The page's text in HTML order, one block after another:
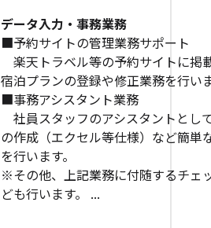
データ入力・事務業務
■予約サイトの管理業務サポート
楽天トラベル等の予約サイトに掲
宿泊プランの登録や修正業務を行い
■事務アシスタント業務
社員スタッフのアシスタントとし
の作成（エクセル等仕様）など簡単
を行います。
※その他、上記業務に付随するチェ
ども行います。 ...